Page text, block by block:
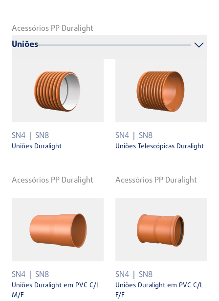
Acessórios PP Duralight
Uniões
SN4 SN8
Uniões Duralight
Acessórios PP Duralight
SN4 SN8
Uniões Telescópicas Duralight
Acessórios PP Duralight
SN4 SN8
Uniões Duralight em PVC C/L
M/F
SN4 SN8
Uniões Duralight em PVC C/L
F/F